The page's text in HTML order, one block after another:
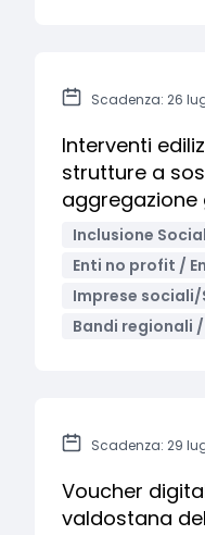
Scadenza: 26
Interventi
strutture a
aggregazione
Inclusione
Enti no profit /
Imprese
Bandi regionali
Scadenza: 29
Voucher
valdostana